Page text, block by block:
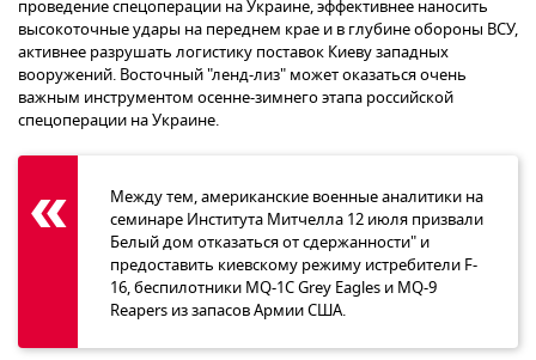
проведение спецоперации на Украине, эффективнее наносить
высокоточные удары на переднем крае и в глубине обороны ВСУ,
активнее разрушать логистику поставок Киеву западных
вооружений. Восточный "ленд-лиз" может оказаться очень
важным инструментом осенне-зимнего этапа российской
спецоперации на Украине.
Между тем, американские военные аналитики на
семинаре Института Митчелла 12 июля призвали
Белый дом отказаться от сдержанности" и
предоставить киевскому режиму истребители F-
16, беспилотники MQ-1C Grey Eagles и MQ-9
Reapers из запасов Армии США.